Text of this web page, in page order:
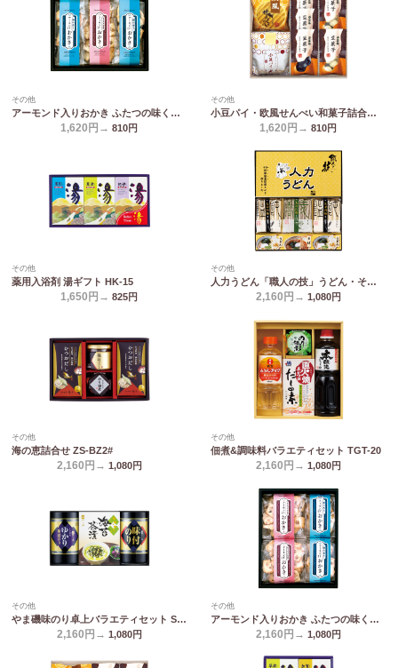
その他
アーモンド入りおかき ふたつの味くらべ MY-15
1,620円→ 810円
その他
小豆パイ・欧風せんべい和菓子詰合せ DW-15R
1,620円→ 810円
その他
薬用入浴剤 湯ギフト HK-15
1,650円→ 825円
その他
人力うどん「職人の技」うどん・そばセット JUS-BO
2,160円→ 1,080円
その他
海の恵詰合せ ZS-BZ2#
2,160円→ 1,080円
その他
佃煮&調味料バラエティセット TGT-20
2,160円→ 1,080円
その他
やま磯味のり卓上バラエティセット SVG-A
2,160円→ 1,080円
その他
アーモンド入りおかき ふたつの味くらべ MY-20
2,160円→ 1,080円